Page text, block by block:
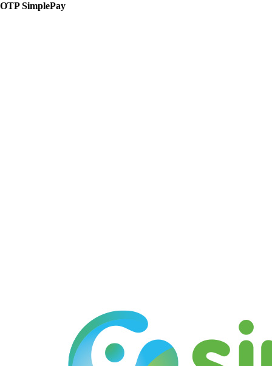
OTP SimplePay